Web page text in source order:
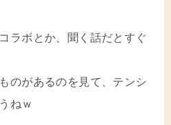
ラボとか、聞く話だとすぐ
のがあるのを見て、テンシ
ねｗ